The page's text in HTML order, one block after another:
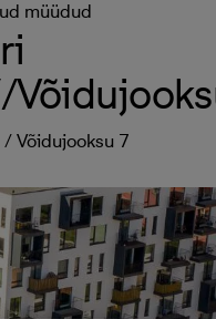
müüdud
Võidujooksu 7